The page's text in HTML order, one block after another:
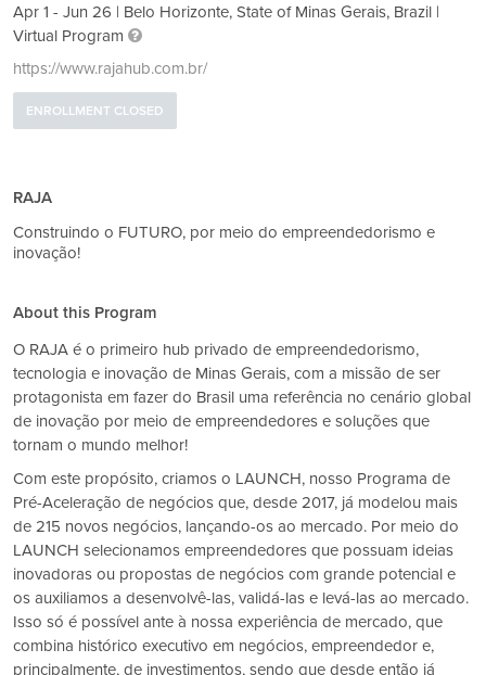
Apr 1 - Jun 26 | Belo Horizonte, State of Minas Gerais, Brazil |
Virtual Program
https://www.rajahub.com.br/
ENROLLMENT CLOSED
RAJA
Construindo o FUTURO, por meio do empreendedorismo e
inovação!
About this Program
O RAJA é o primeiro hub privado de empreendedorismo,
tecnologia e inovação de Minas Gerais, com a missão de ser
protagonista em fazer do Brasil uma referência no cenário global
de inovação por meio de empreendedores e soluções que
tornam o mundo melhor!
Com este propósito, criamos o LAUNCH, nosso Programa de
Pré-Aceleração de negócios que, desde 2017, já modelou mais
de 215 novos negócios, lançando-os ao mercado. Por meio do
LAUNCH selecionamos empreendedores que possuam ideias
inovadoras ou propostas de negócios com grande potencial e
os auxiliamos a desenvolvê-las, validá-las e levá-las ao mercado.
Isso só é possível ante à nossa experiência de mercado, que
combina histórico executivo em negócios, empreendedor e,
principalmente, de investimentos, sendo que desde então já